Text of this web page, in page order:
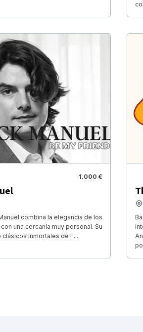
1.000 €
combina la elegancia de los
una cercanía muy personal. Su
inmortales de F...